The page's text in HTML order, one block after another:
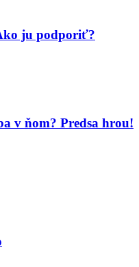
ju podporiť?
v ňom? Predsa hrou!